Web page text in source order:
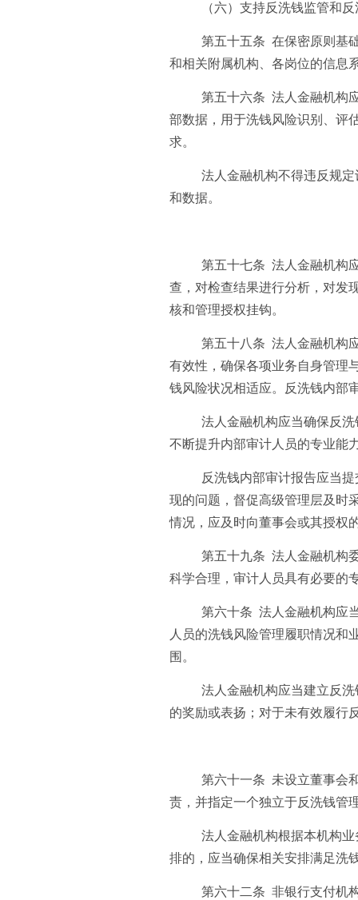
（六）支持反洗钱监管和
第五十五条 在保密原则基
和相关附属机构、各岗位的信息
第五十六条 法人金融机构
部数据，用于洗钱风险识别、评
求。
法人金融机构不得违反规
和数据。
第五十七条 法人金融机构
查，对检查结果进行分析，对发
核和管理授权挂钩。
第五十八条 法人金融机构
有效性，确保各项业务自身管理
钱风险状况相适应。反洗钱内部
法人金融机构应当确保反
不断提升内部审计人员的专业能
反洗钱内部审计报告应当
现的问题，督促高级管理层及时
情况，应及时向董事会或其授权
第五十九条 法人金融机构
科学合理，审计人员具有必要的
第六十条 法人金融机构应
人员的洗钱风险管理履职情况和
围。
法人金融机构应当建立反
的奖励或表扬；对于未有效履行
第六十一条 未设立董事会
责，并指定一个独立于反洗钱管
法人金融机构根据本机构
排的，应当确保相关安排满足洗
第六十二条 非银行支付机